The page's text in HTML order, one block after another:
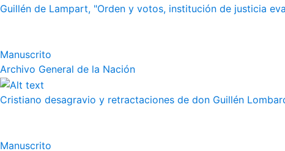
Guillén de Lampart, "Orden y votos, institución de justicia
Manuscrito
Archivo General de la Nación
Cristiano desagravio y retractaciones de don Guillén
Manuscrito